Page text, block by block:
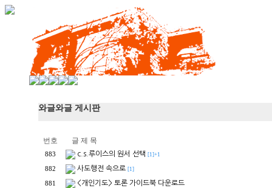
와글와글 게시판
번호 글 제 목
883 c.s.루이스의 원서 선택 [1]+1
882 사도행전 속으로 [1]
881 <개인기도> 토론 가이드북 다운로드